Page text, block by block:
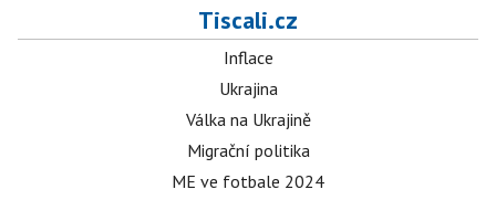
Tiscali.cz
Inflace
Ukrajina
Válka na Ukrajině
Migrační politika
ME ve fotbale 2024